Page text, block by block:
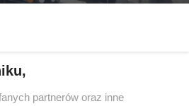
partnerów oraz inne